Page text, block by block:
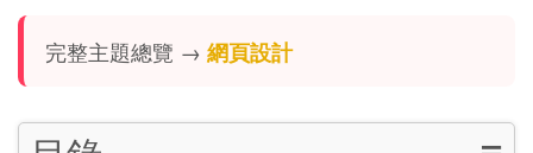
完整主題總覽 → 網頁設計